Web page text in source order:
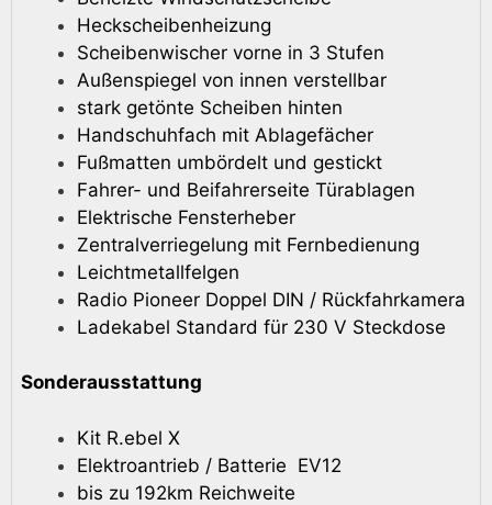
Heckscheibenheizung
Scheibenwischer vorne in 3 Stufen
Außenspiegel von innen verstellbar
stark getönte Scheiben hinten
Handschuhfach mit Ablagefächer
Fußmatten umbördelt und gestickt
Fahrer- und Beifahrerseite Türablagen
Elektrische Fensterheber
Zentralverriegelung mit Fernbedienung
Leichtmetallfelgen
Radio Pioneer Doppel DIN / Rückfahrkamera
Ladekabel Standard für 230 V Steckdose
Sonderausstattung
Kit R.ebel X
Elektroantrieb / Batterie EV12
bis zu 192km Reichweite